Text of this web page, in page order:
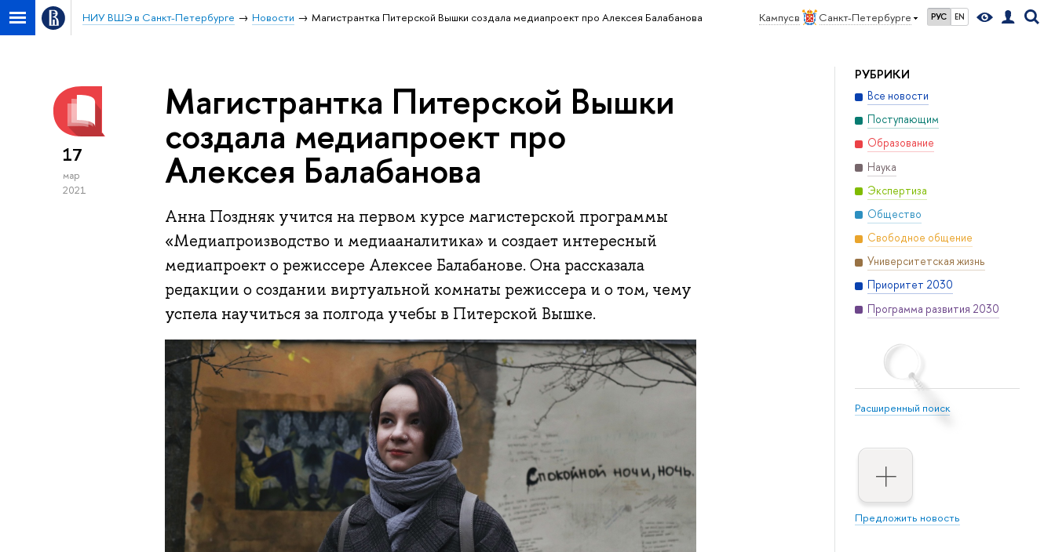
Кампус в Санкт-Петербурге РУС EN
НИУ ВШЭ в Санкт-Петербурге Новости Магистрантка Питерской Вышки создала медиапроект про Алексея Балабанова
РУБРИКИ
Все новости
Поступающим
Образование
Наука
Экспертиза
Общество
Свободное общение
Университетская жизнь
Приоритет 2030
Программа развития 2030
Расширенный поиск
Предложить новость
17
мар
2021
Магистрантка Питерской Вышки
создала медиапроект про
Алексея Балабанова
Анна Поздняк учится на первом курсе магистерской программы
«Медиапроизводство и медиааналитика» и создает интересный
медиапроект о режиссере Алексее Балабанове. Она рассказала
редакции о создании виртуальной комнаты режиссера и о том, чему
успела научиться за полгода учебы в Питерской Вышке.